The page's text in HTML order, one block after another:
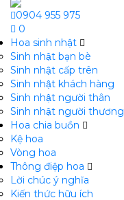
0904 955 975
0
Hoa sinh nhật
Sinh nhật bạn bè
Sinh nhật cấp trên
Sinh nhật khách hàng
Sinh nhật người thân
Sinh nhật người thương
Hoa chia buồn
Kệ hoa
Vòng hoa
Thông điệp hoa
Lời chúc ý nghĩa
Kiến thức hữu ích